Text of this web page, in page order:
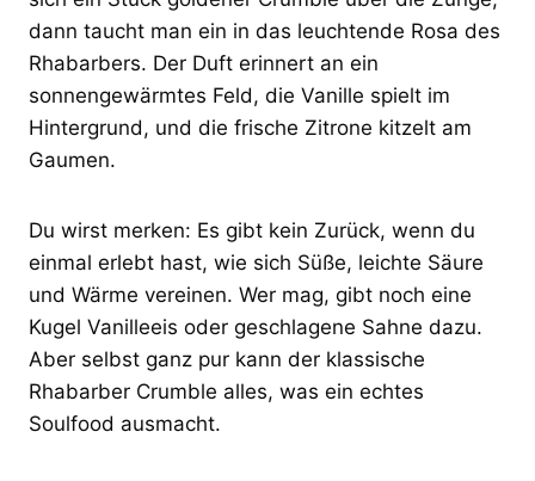
dann taucht man ein in das leuchtende Rosa des
Rhabarbers. Der Duft erinnert an ein
sonnengewärmtes Feld, die Vanille spielt im
Hintergrund, und die frische Zitrone kitzelt am
Gaumen.
Du wirst merken: Es gibt kein Zurück, wenn du
einmal erlebt hast, wie sich Süße, leichte Säure
und Wärme vereinen. Wer mag, gibt noch eine
Kugel Vanilleeis oder geschlagene Sahne dazu.
Aber selbst ganz pur kann der klassische
Rhabarber Crumble alles, was ein echtes
Soulfood ausmacht.